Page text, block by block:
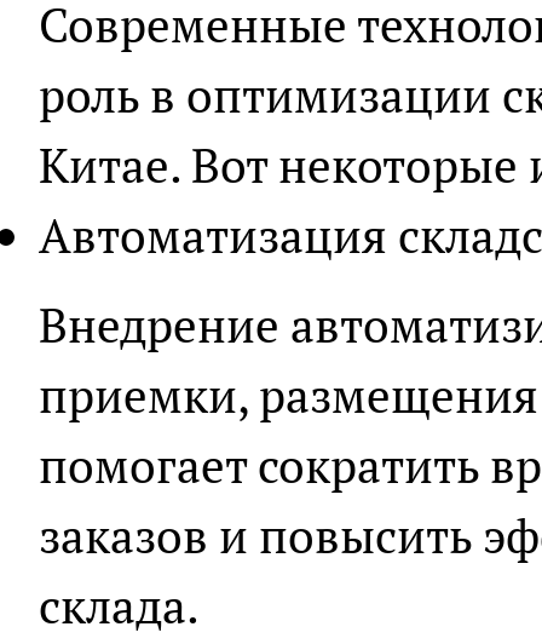
Современные
роль в оптимизации
Китае. Вот некоторые
Автоматизация
Внедрение
приемки, размещения
помогает сократить
заказов и повысить
склада.